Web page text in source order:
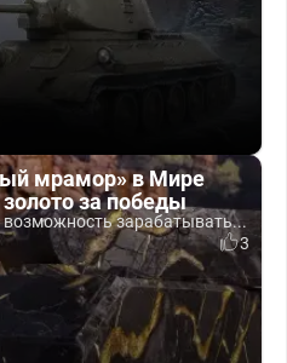
мрамор» в Мире
за победы
возможность зарабатывать...
3